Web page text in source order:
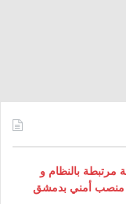
بالنظام و
في منصب أمني بدمشق